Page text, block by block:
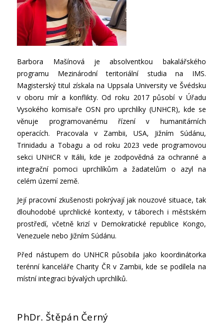
Barbora Mašínová je absolventkou bakalářského
programu Mezinárodní teritoriální studia na IMS.
Magisterský titul získala na Uppsala University ve Švédsku
v oboru mír a konflikty. Od roku 2017 působí v Úřadu
Vysokého komisaře OSN pro uprchlíky (UNHCR), kde se
věnuje programovanému řízení v humanitárních
operacích. Pracovala v Zambii, USA, Jižním Súdánu,
Trinidadu a Tobagu a od roku 2023 vede programovou
sekci UNHCR v Itálii, kde je zodpovědná za ochranné a
integrační pomoci uprchlíkům a žadatelům o azyl na
celém území země.
Její pracovní zkušenosti pokrývají jak nouzové situace, tak
dlouhodobé uprchlické kontexty, v táborech i městském
prostředí, včetně krizí v Demokratické republice Kongo,
Venezuele nebo Jižním Súdánu.
Před nástupem do UNHCR působila jako koordinátorka
terénní kanceláře Charity ČR v Zambii, kde se podílela na
místní integraci bývalých uprchlíků.
PhDr. Štěpán Černý